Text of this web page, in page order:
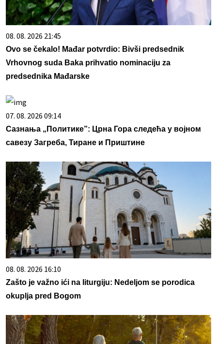
08. 08. 2026 21:45
Ovo se čekalo! Mađar potvrdio: Bivši predsednik
Vrhovnog suda Baka prihvatio nominaciju za
predsednika Mađarske
07. 08. 2026 09:14
Сазнања „Политике”: Црна Гора следећа у војном
савезу Загреба, Тиране и Приштине
08. 08. 2026 16:10
Zašto je važno ići na liturgiju: Nedeljom se porodica
okuplja pred Bogom